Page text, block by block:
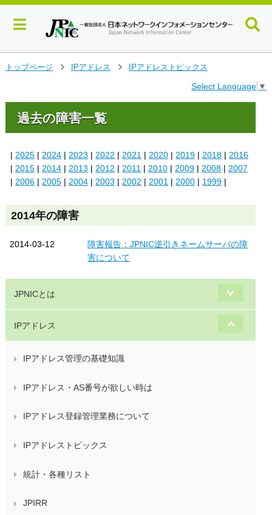
コ
す
トップページ
IPアドレス
IPアドレストピックス
Select Language ▼
過去の障害一覧
|2025 |2024 |2023 |2022 |2021 |2020 |2019 |2018 |2016
|2015 |2014 |2013 |2012 |2011 |2010 |2009 |2008 |2007
|2006 |2005 |2004 |2003 |2002 |2001 |2000 | 1999 |
2014年の障害
2014-03-12
障害報告：JPNIC逆引きネームサーバの障
害について
JPNICとは
IPアドレス
IPアドレス管理の基礎知識
IPアドレス・AS番号が欲しい時は
IPアドレス登録管理業務について
IPアドレストピックス
統計・各種リスト
JPIRR